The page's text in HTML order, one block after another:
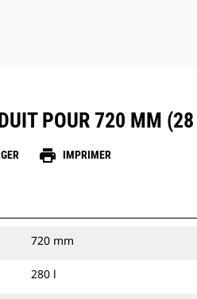
POUR 720 MM
print IMPRIMER
720 mm
280 l